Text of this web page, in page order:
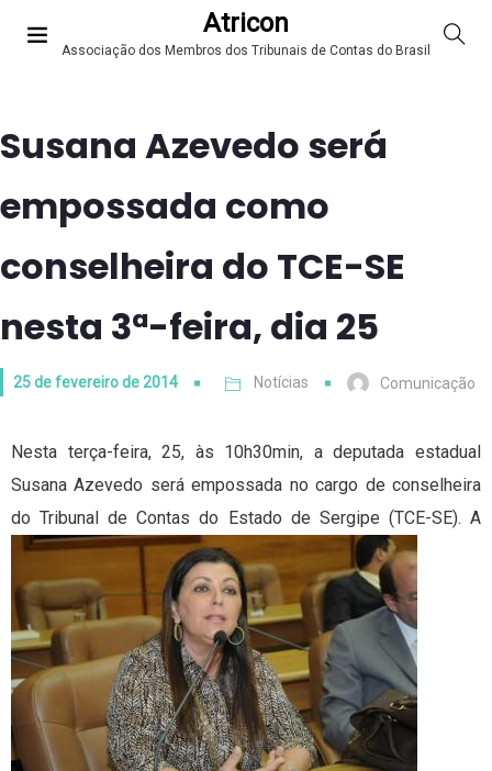
Atricon
Associação dos Membros dos Tribunais de Contas do Brasil
Susana Azevedo será
empossada como
conselheira do TCE-SE
nesta 3ª-feira, dia 25
25 de fevereiro de 2014 Notícias Comunicação
Nesta terça-feira, 25, às 10h30min, a deputada estadual
Susana Azevedo será empossada no cargo de conselheira
do Tribunal de Contas do Estado de Sergipe (TCE-SE). A